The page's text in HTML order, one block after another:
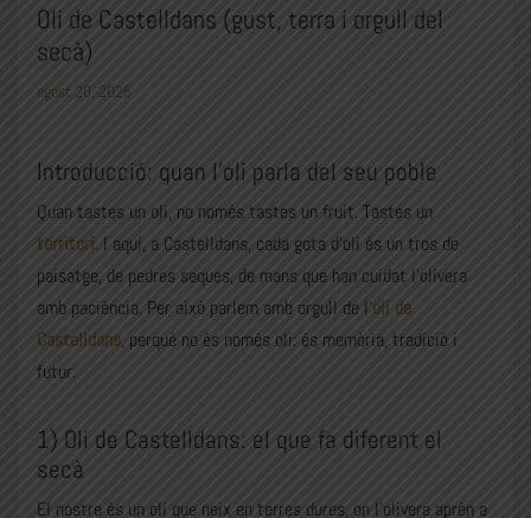
Oli de Castelldans (gust, terra i orgull del
secà)
agost 20, 2025
Introducció: quan l’oli parla del seu poble
Quan tastes un oli, no només tastes un fruit. Tastes un
territori. I aquí, a Castelldans, cada gota d’oli és un tros de
paisatge, de pedres seques, de mans que han cuidat l’olivera
amb paciència. Per això parlem amb orgull de l’oli de
Castelldans, perquè no és només oli: és memòria, tradició i
futur.
1) Oli de Castelldans: el que fa diferent el
secà
El nostre és un oli que neix en terres dures, on l’olivera aprèn a